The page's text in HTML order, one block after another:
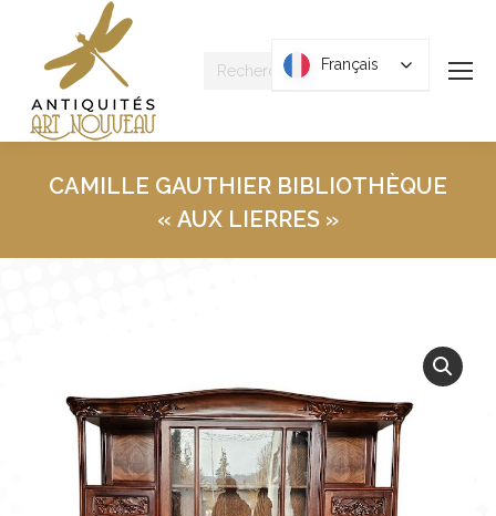
Recherche
CAMILLE GAUTHIER BIBLIOTHÈQUE
« AUX LIERRES »
Français
Français